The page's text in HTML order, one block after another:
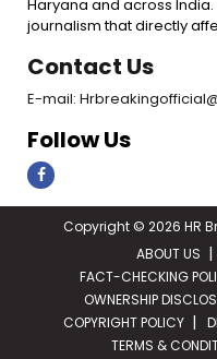
Haryana and across
journalism that directly
Contact Us
E-mail:
Follow Us
Copyright © 2026 HR
ABOUT US
FACT-CHECKING
OWNERSHIP
COPYRIGHT POLICY
TERMS &